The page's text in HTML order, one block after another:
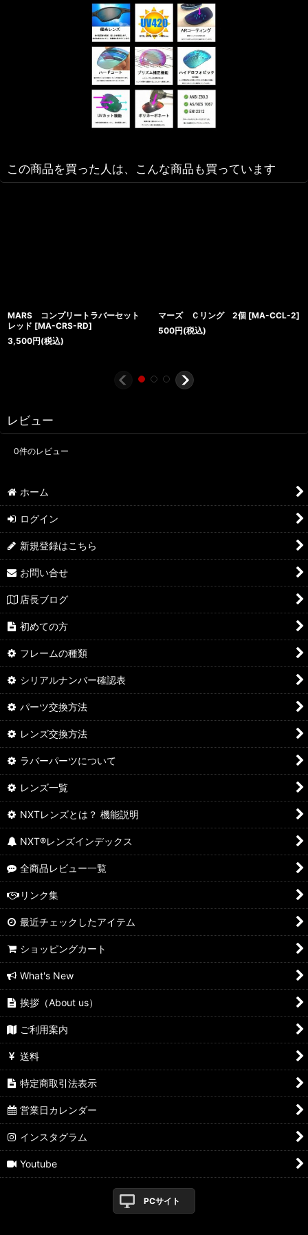
この商品を買った人は、こんな商品も買っています
MARS コンプリートラバーセット
レッド [MA-CRS-RD]
3,500円(税込)
マーズ Ｃリング 2個 [MA-CCL-2]
500円(税込)
レビュー
0件のレビュー
ホーム
ログイン
新規登録はこちら
お問い合せ
店長ブログ
初めての方
フレームの種類
シリアルナンバー確認表
パーツ交換方法
レンズ交換方法
ラバーパーツについて
レンズ一覧
NXTレンズとは？ 機能説明
NXT®レンズインデックス
全商品レビュー一覧
リンク集
最近チェックしたアイテム
ショッピングカート
What's New
挨拶（About us）
ご利用案内
送料
特定商取引法表示
営業日カレンダー
インスタグラム
Youtube
PCサイト